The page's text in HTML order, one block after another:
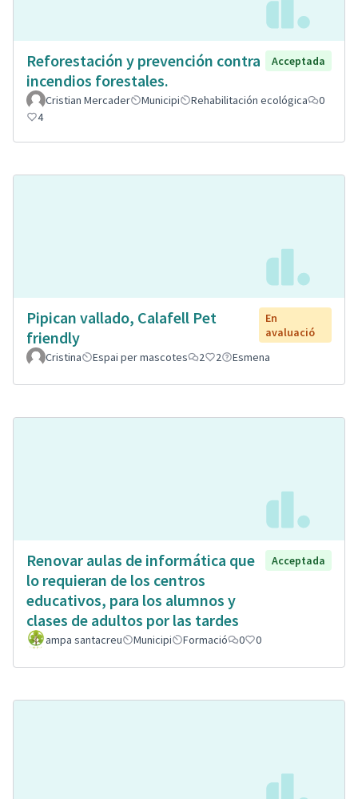
Reforestación y prevención contra
incendios forestales.
Acceptada
Cristian Mercader Municipi Rehabilitación ecológica
0
4
Pipican vallado, Calafell Pet
friendly
En
avaluació
Cristina
Espai per mascotes 2 2 Esmena
Renovar aulas de informática que
lo requieran de los centros
educativos, para los alumnos y
clases de adultos por las tardes
Acceptada
ampa santacreu Municipi Formació 0 0